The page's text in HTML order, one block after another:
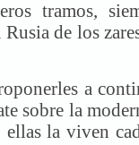
tramos,
Rusia de los
a
sobre la
ellas la viven